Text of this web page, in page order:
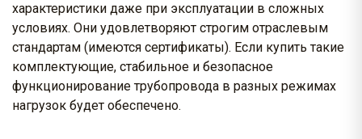
характеристики даже при эксплуатации в сложных
условиях. Они удовлетворяют строгим отраслевым
стандартам (имеются сертификаты). Если купить такие
комплектующие, стабильное и безопасное
функционирование трубопровода в разных режимах
нагрузок будет обеспечено.